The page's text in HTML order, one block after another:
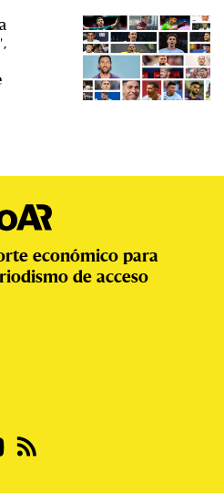
económico para
de acceso